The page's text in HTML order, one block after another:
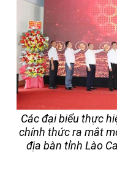
Các đại biểu thực
chính thức ra mắt
địa bàn tỉnh Lào